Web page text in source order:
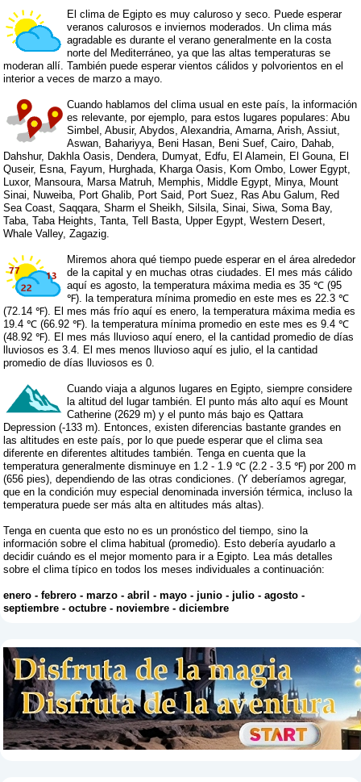
El clima de Egipto es muy caluroso y seco. Puede esperar
veranos calurosos e inviernos moderados. Un clima más
agradable es durante el verano generalmente en la costa
norte del Mediterráneo, ya que las altas temperaturas se
moderan allí. También puede esperar vientos cálidos y polvorientos en el
interior a veces de marzo a mayo.
Cuando hablamos del clima usual en este país, la información
es relevante, por ejemplo, para estos lugares populares: Abu
Simbel, Abusir, Abydos, Alexandria, Amarna, Arish, Assiut,
Aswan, Bahariyya, Beni Hasan, Beni Suef, Cairo, Dahab,
Dahshur, Dakhla Oasis, Dendera, Dumyat, Edfu, El Alamein, El Gouna, El
Quseir, Esna, Fayum, Hurghada, Kharga Oasis, Kom Ombo, Lower Egypt,
Luxor, Mansoura, Marsa Matruh, Memphis, Middle Egypt, Minya, Mount
Sinai, Nuweiba, Port Ghalib, Port Said, Port Suez, Ras Abu Galum, Red
Sea Coast, Saqqara, Sharm el Sheikh, Silsila, Sinai, Siwa, Soma Bay,
Taba, Taba Heights, Tanta, Tell Basta, Upper Egypt, Western Desert,
Whale Valley, Zagazig.
Miremos ahora qué tiempo puede esperar en el área alrededor
de la capital y en muchas otras ciudades. El mes más cálido
aquí es agosto, la temperatura máxima media es 35 ℃ (95
℉). la temperatura mínima promedio en este mes es 22.3 ℃
(72.14 ℉). El mes más frío aquí es enero, la temperatura máxima media es
19.4 ℃ (66.92 ℉). la temperatura mínima promedio en este mes es 9.4 ℃
(48.92 ℉). El mes más lluvioso aquí enero, el la cantidad promedio de días
lluviosos es 3.4. El mes menos lluvioso aquí es julio, el la cantidad
promedio de días lluviosos es 0.
Cuando viaja a algunos lugares en Egipto, siempre considere
la altitud del lugar también. El punto más alto aquí es Mount
Catherine (2629 m) y el punto más bajo es Qattara
Depression (-133 m). Entonces, existen diferencias bastante grandes en
las altitudes en este país, por lo que puede esperar que el clima sea
diferente en diferentes altitudes también. Tenga en cuenta que la
temperatura generalmente disminuye en 1.2 - 1.9 ℃ (2.2 - 3.5 ℉) por 200 m
(656 pies), dependiendo de las otras condiciones. (Y deberíamos agregar,
que en la condición muy especial denominada inversión térmica, incluso la
temperatura puede ser más alta en altitudes más altas).
Tenga en cuenta que esto no es un pronóstico del tiempo, sino la
información sobre el clima habitual (promedio). Esto debería ayudarlo a
decidir cuándo es el mejor momento para ir a Egipto. Lea más detalles
sobre el clima típico en todos los meses individuales a continuación:
enero -febrero -marzo -abril -mayo - junio - julio -agosto -
septiembre -octubre -noviembre -diciembre